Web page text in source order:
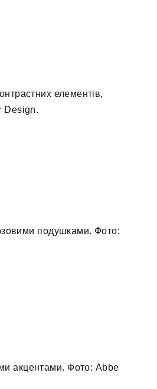
елементів,
Design.
подушками. Фото:
акцентами. Фото: Abbe